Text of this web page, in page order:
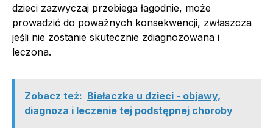
dzieci zazwyczaj przebiega łagodnie, może
prowadzić do poważnych konsekwencji, zwłaszcza
jeśli nie zostanie skutecznie zdiagnozowana i
leczona.
Zobacz też: Białaczka u dzieci - objawy,
diagnoza i leczenie tej podstępnej choroby